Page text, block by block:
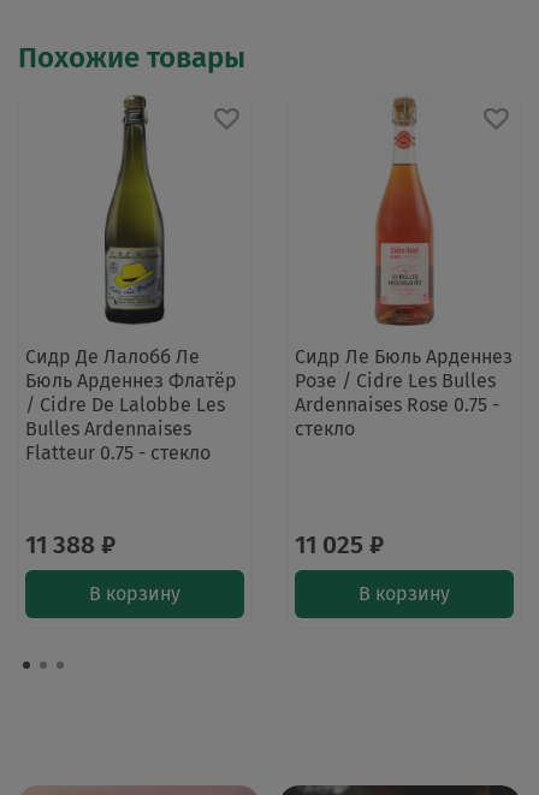
Похожие товары
Сидр Де Лалобб Ле
Бюль Арденнез Флатёр
/ Cidre De Lalobbe Les
Bulles Ardennaises
Flatteur 0.75 - стекло
11 388 ₽
В корзину
Сидр Ле Бюль Арденнез
Розе / Cidre Les Bulles
Ardennaises Rose 0.75 -
стекло
11 025 ₽
В корзину